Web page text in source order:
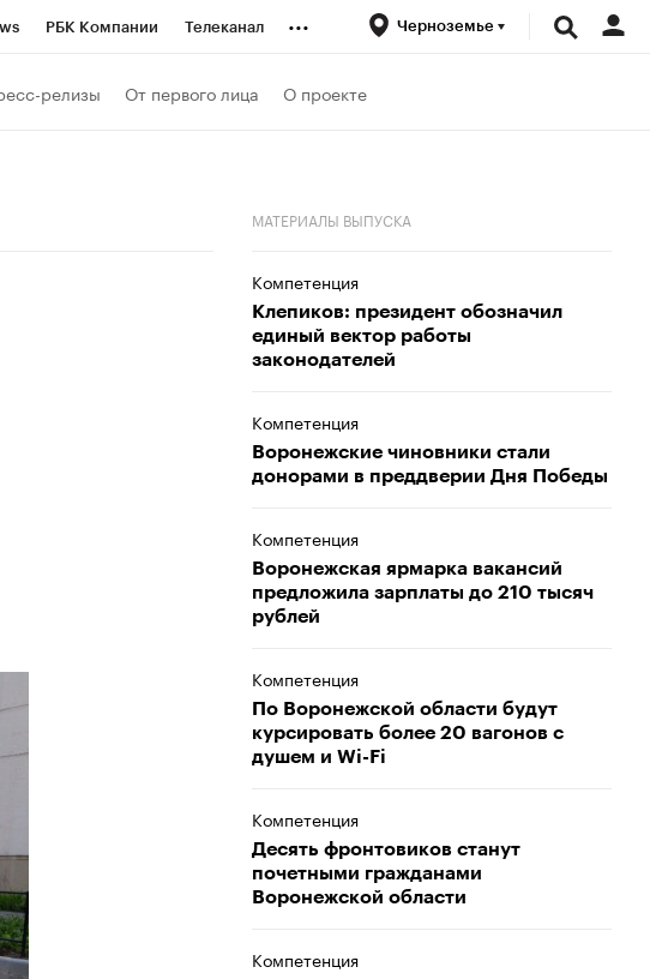
РБК Компании Телеканал ... Черноземье
релизы От первого лица О проекте
МАТЕРИАЛЫ ВЫПУСКА
Компетенция
Клепиков: президент обозначил
единый вектор работы
законодателей
Компетенция
Воронежские чиновники стали
донорами в преддверии Дня Победы
Компетенция
Воронежская ярмарка вакансий
предложила зарплаты до 210 тысяч
рублей
Компетенция
По Воронежской области будут
курсировать более 20 вагонов с
душем и Wi-Fi
Компетенция
Десять фронтовиков станут
почетными гражданами
Воронежской области
Компетенция